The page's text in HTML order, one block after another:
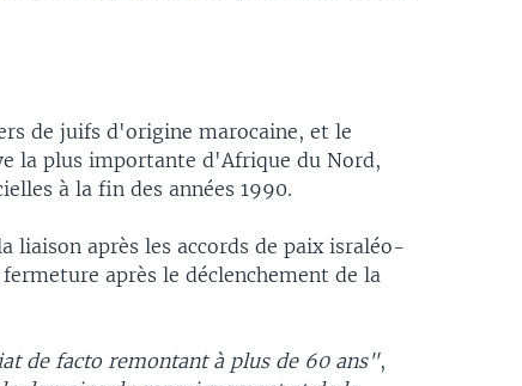
de juifs d'origine marocaine, et le
la plus importante d'Afrique du Nord,
à la fin des années 1990.
liaison après les accords de paix israléo-
après le déclenchement de la
de facto remontant à plus de 60 ans",